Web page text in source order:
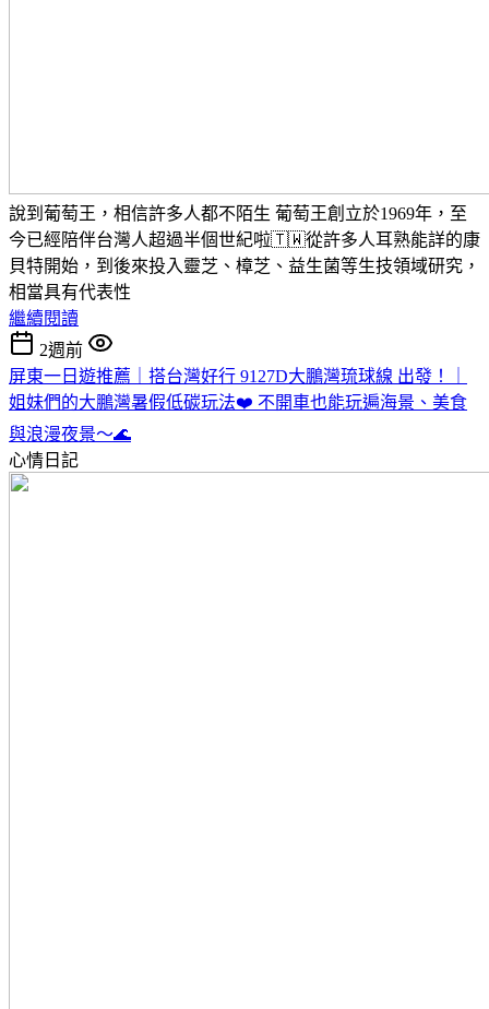
說到葡萄王，相信許多人都不陌生 葡萄王創立於1969年，至
今已經陪伴台灣人超過半個世紀啦🇹🇼從許多人耳熟能詳的康
貝特開始，到後來投入靈芝、樟芝、益生菌等生技領域研究，
相當具有代表性
繼續閱讀
2週前
屏東一日遊推薦｜搭台灣好行 9127D大鵬灣琉球線 出發！｜
姐妹們的大鵬灣暑假低碳玩法❤️ 不開車也能玩遍海景、美食
與浪漫夜景～🌊
心情日記